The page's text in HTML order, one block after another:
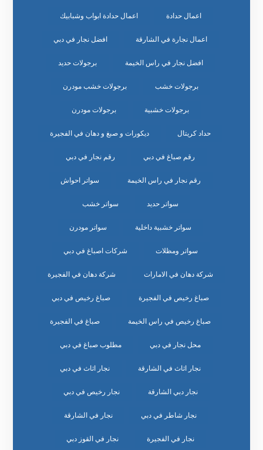
اعمال حدادة اعمال حدادة ابواب وشبابيك
اعمال نجارة في الشارقة افضل نجار في دبي
افضل نجار في راس الخيمة برجولات حديد
برجولات خشب برجولات خشب مودرن
برجولات خشبية برجولات مودرن
حداد كريتال ديكورات و صبغ و دهان في الفجيرة
رقم صباغ في دبي رقم نجار في دبي
رقم نجار في راس الخيمة سواتر احواش
سواتر حديد سواتر خشب
سواتر خشبية داخلية سواتر مودرن
سواتر ومظلات شركات اصباغ في دبي
شركة دهان في الامارات شركة دهان في الفجيرة
صباغ رخيص في الفجيرة صباغ رخيص في دبي
صباغ رخيص في راس الخيمة صباغ في الفجيرة
محل نجار في دبي مطلوب صباغ في دبي
نجار اثاث في الشارقة نجار اثاث في دبي
نجار دبي الشارقة نجار رخيص في دبي
نجار شاطر في دبي نجار في الشارقة
نجار في الفجيرة نجار في القوز دبي